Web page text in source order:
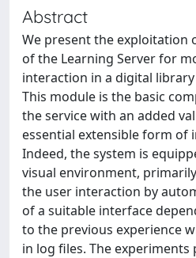
Abstract
We present the exploitation
of the Learning Server for
interaction in a digital
This module is the basic
the service with an added
essential extensible form of
Indeed, the system is
visual environment,
the user interaction by
of a suitable interface
to the previous experience
in log files. The